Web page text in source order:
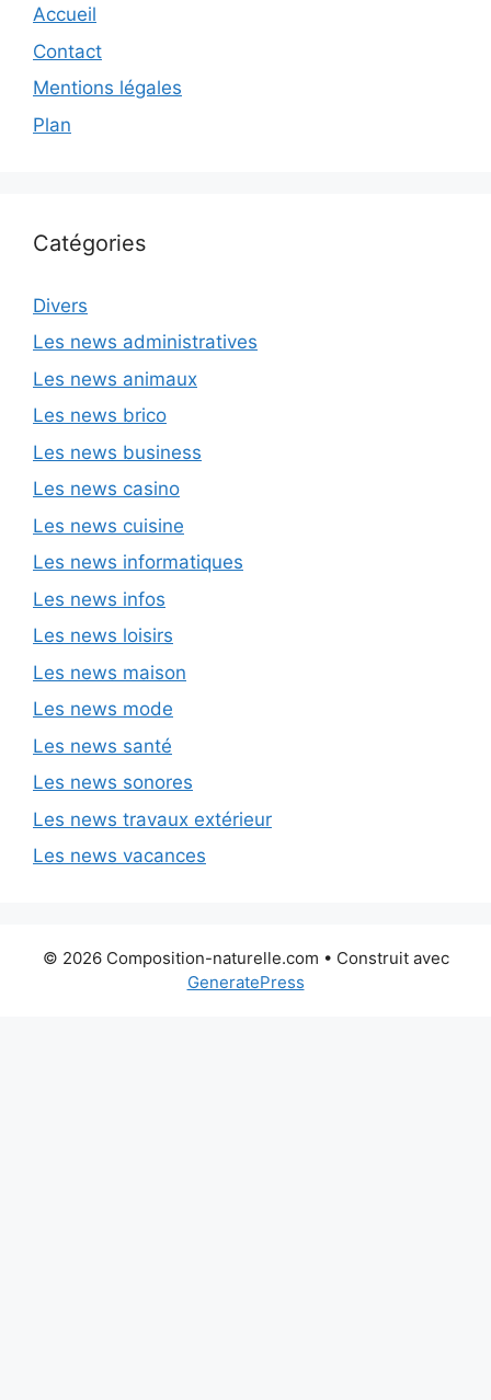
Accueil
Contact
Mentions légales
Plan
Catégories
Divers
Les news administratives
Les news animaux
Les news brico
Les news business
Les news casino
Les news cuisine
Les news informatiques
Les news infos
Les news loisirs
Les news maison
Les news mode
Les news santé
Les news sonores
Les news travaux extérieur
Les news vacances
© 2026 Composition-naturelle.com • Construit avec
GeneratePress